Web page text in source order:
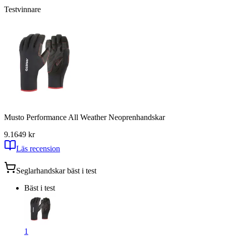
Testvinnare
Musto Performance All Weather Neoprenhandskar
9.1649 kr
Läs recension
Seglarhandskarbäst i test
Bäst i test
1